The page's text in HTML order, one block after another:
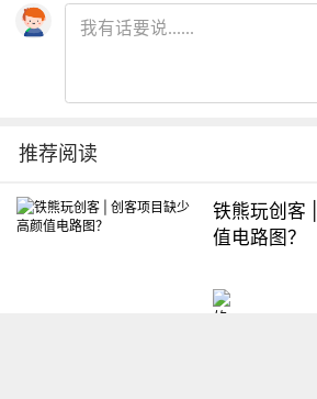
推荐阅读
铁熊玩创客
值电路图？